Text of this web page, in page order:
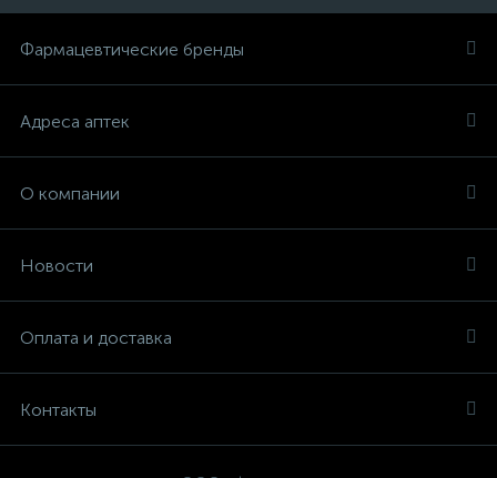
Фармацевтические бренды
Адреса аптек
О компании
Новости
Оплата и доставка
Контакты